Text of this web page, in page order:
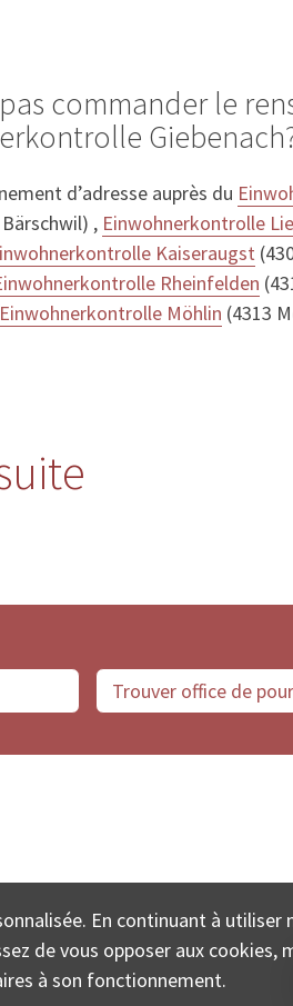
commander le
d’adresse auprès du
, Einwohnerkontrolle
Kaiseraugst
Rheinfelden
Einwohnerkontrolle Möhlin (4313
En continuant à utiliser
de vous opposer aux cookies,
à son fonctionnement.
plus.ch est un service de